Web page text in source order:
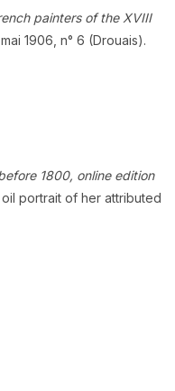
painters of the XVIII
1906, n° 6 (Drouais).
1800, online edition
portrait of her attributed